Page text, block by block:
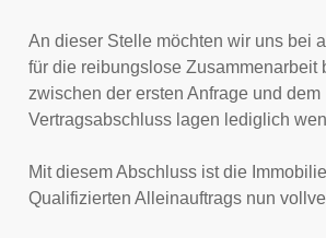
An dieser Stelle möchten wir uns bei
für die reibungslose Zusammenarbeit
zwischen der ersten Anfrage und dem
Vertragsabschluss lagen lediglich
Mit diesem Abschluss ist die
Qualifizierten Alleinauftrags nun